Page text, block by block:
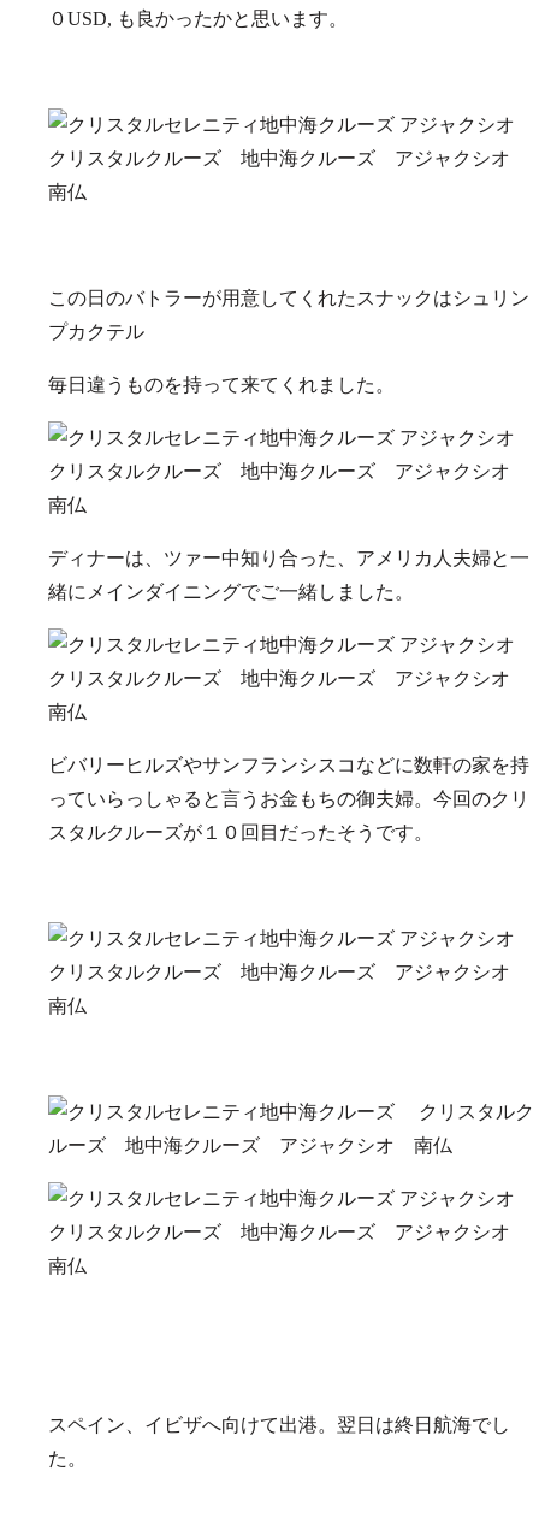
０USD, も良かったかと思います。
この日のバトラーが用意してくれたスナックはシュリン
プカクテル
毎日違うものを持って来てくれました。
ディナーは、ツァー中知り合った、アメリカ人夫婦と一
緒にメインダイニングでご一緒しました。
ビバリーヒルズやサンフランシスコなどに数軒の家を持
っていらっしゃると言うお金もちの御夫婦。今回のクリ
スタルクルーズが１０回目だったそうです。
スペイン、イビザへ向けて出港。翌日は終日航海でし
た。